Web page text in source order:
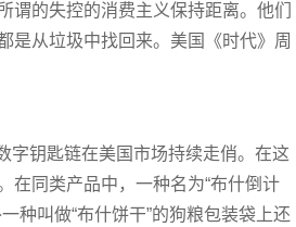
谓的失控的消费主义保持距离。他们
是从垃圾中找回来。美国《时代》周
字钥匙链在美国市场持续走俏。在这
在同类产品中，一种名为“布什倒计
种叫做“布什饼干”的狗粮包装袋上还